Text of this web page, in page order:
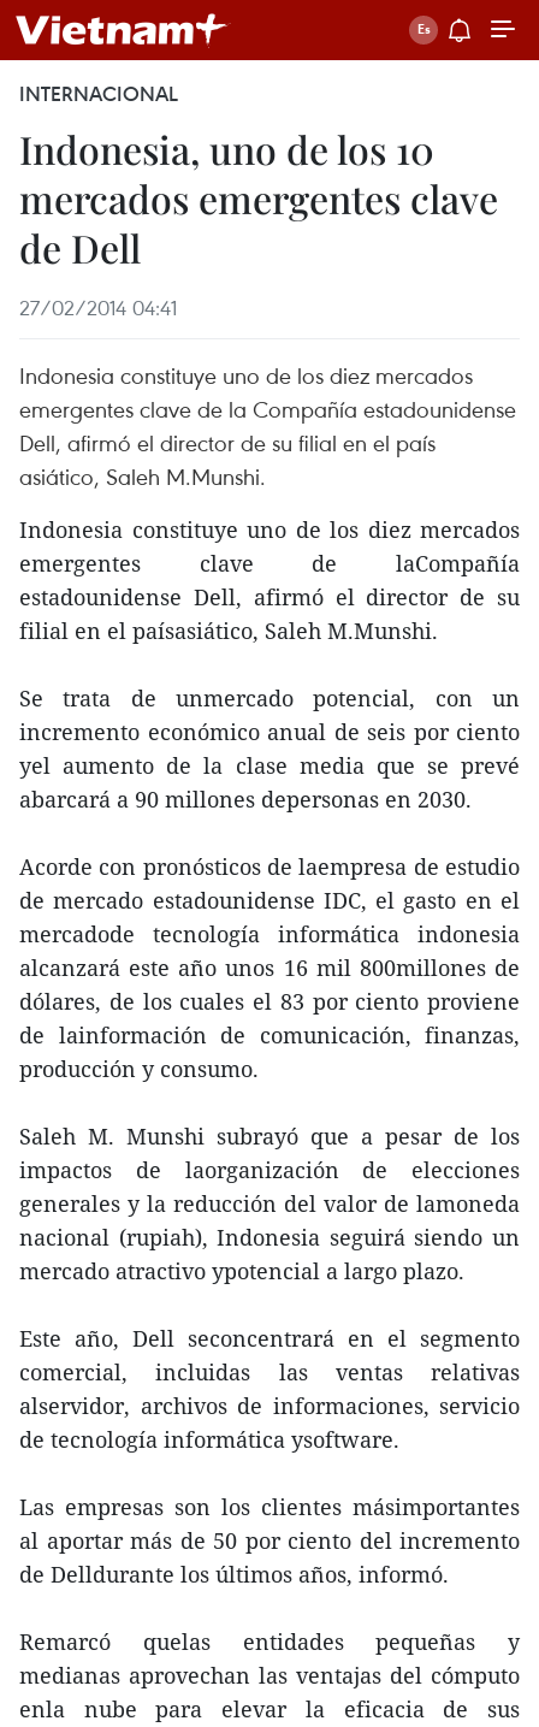
INTERNACIONAL
Indonesia, uno de los 10
mercados emergentes clave
de Dell
27/02/2014 04:41
Indonesia constituye uno de los diez mercados
emergentes clave de la Compañía estadounidense
Dell, afirmó el director de su filial en el país
asiático, Saleh M.Munshi.
Indonesia constituye uno de los diez mercados
emergentes clave de laCompañía
estadounidense Dell, afirmó el director de su
filial en el paísasiático, Saleh M.Munshi.
Se trata de unmercado potencial, con un
incremento económico anual de seis por ciento
yel aumento de la clase media que se prevé
abarcará a 90 millones depersonas en 2030.
Acorde con pronósticos de laempresa de estudio
de mercado estadounidense IDC, el gasto en el
mercadode tecnología informática indonesia
alcanzará este año unos 16 mil 800millones de
dólares, de los cuales el 83 por ciento proviene
de lainformación de comunicación, finanzas,
producción y consumo.
Saleh M. Munshi subrayó que a pesar de los
impactos de laorganización de elecciones
generales y la reducción del valor de lamoneda
nacional (rupiah), Indonesia seguirá siendo un
mercado atractivo ypotencial a largo plazo.
Este año, Dell seconcentrará en el segmento
comercial, incluidas las ventas relativas
alservidor, archivos de informaciones, servicio
de tecnología informática ysoftware.
Las empresas son los clientes másimportantes
al aportar más de 50 por ciento del incremento
de Delldurante los últimos años, informó.
Remarcó quelas entidades pequeñas y
medianas aprovechan las ventajas del cómputo
enla nube para elevar la eficacia de sus